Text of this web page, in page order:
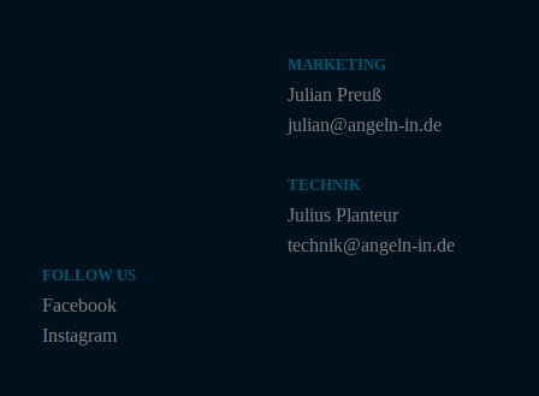
MARKETING
Julian Preuß
julian@angeln-in.de
TECHNIK
Julius Planteur
technik@angeln-in.de
FOLLOW US
Facebook
Instagram